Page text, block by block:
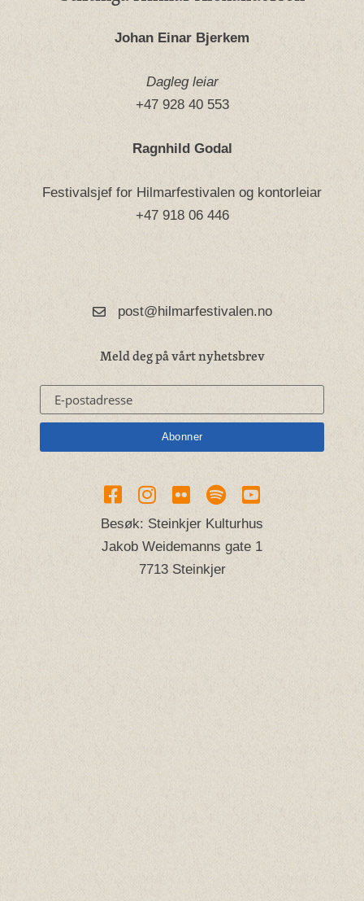
Johan Einar Bjerkem
Dagleg leiar
+47 928 40 553
Ragnhild Godal
Festivalsjef for Hilmarfestivalen og kontorleiar
+47 918 06 446
post@hilmarfestivalen.no
Meld deg på vårt nyhetsbrev
Besøk: Steinkjer Kulturhus
Jakob Weidemanns gate 1
7713 Steinkjer